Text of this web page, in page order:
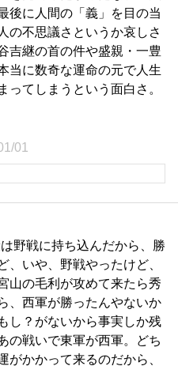
後に人間の「義」を目の当
の不思議さというか哀しさ
吉継の首の件や盛親・一豊
当に数奇な運命の元で人生
ってしまうという面白さ。
01
野戦に持ち込んだから、勝
、いや、野戦やったけど、
山の毛利が攻めて来たら秀
、西軍が勝ったんやないか
し？がないから事実しか残
の戦いで東軍が西軍。どち
がかかって来るのだから、